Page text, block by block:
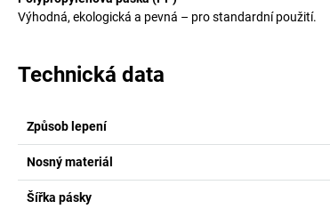
Výhodná, ekologická a pevná – pro standardní použití.
Technická data
Způsob lepení
Nosný materiál
Šířka pásky